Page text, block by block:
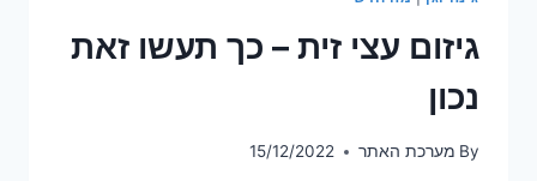
גיזום עצי זית – כך תעשו זאת
נכון
By מערכת האתר 15/12/2022